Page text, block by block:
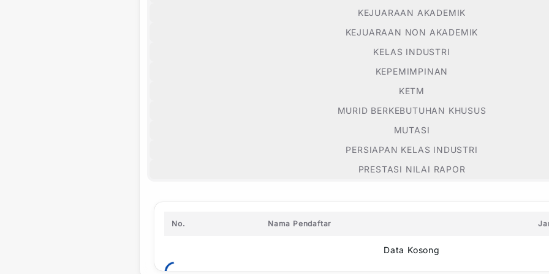
KEJUARAAN AKADEMIK
KEJUARAAN NON AKADEMIK
KELAS INDUSTRI
KEPEMIMPINAN
KETM
MURID BERKEBUTUHAN KHUSUS
MUTASI
PERSIAPAN KELAS INDUSTRI
PRESTASI NILAI RAPOR
No. Nama Pendaftar
Data Kosong